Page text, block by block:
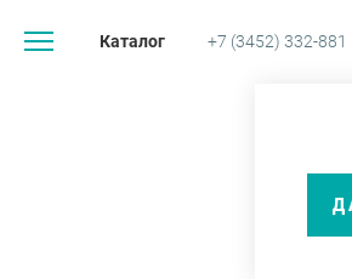
Каталог +7 (3452) 332-881